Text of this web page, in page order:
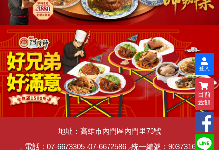
地址：高雄市內門區內門里73號
／ 電話： 07-6673305 ‧07-6672586 ／統一編號：90373162
登入
目前
金額